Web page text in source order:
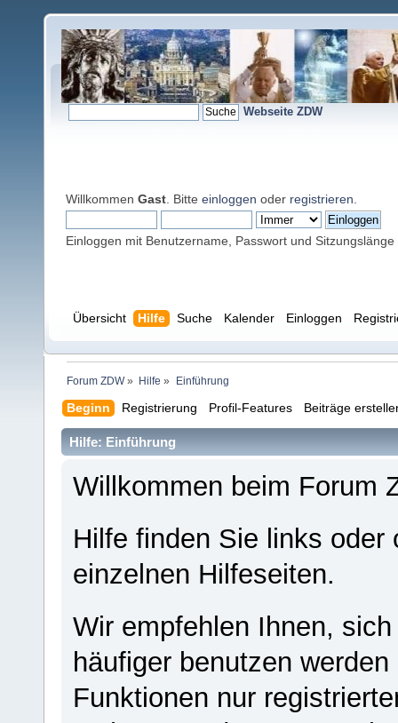
Webseite ZDW
Willkommen Gast . Bitte einloggen oder registrieren
Einloggen mit Benutzername, Passwort und Sitzungslänge
Übersicht Hilfe Suche Kalender Einloggen
Forum ZDW» Hilfe » Einführung
Beginn Registrierung Profil-Features Beiträge
Hilfe: Einführung
Willkommen beim Forum
Hilfe finden Sie links
einzelnen Hilfeseiten.
Wir empfehlen Ihnen,
häufiger benutzen
Funktionen nur